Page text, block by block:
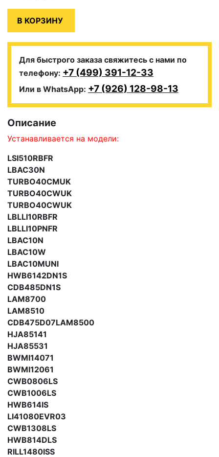
Для быстрого заказа свяжитесь с нами по
телефону: +7 (499) 391-12-33
Или в WhatsApp: +7 (926) 128-98-13
Описание
Устанавливается на модели:
LSI510RBFR
LBAC30N
TURBO40CMUK
TURBO40CWUK
TURBO40CWUK
LBLLI10RBFR
LBLLI10PNFR
LBAC10N
LBAC10W
LBAC10MUNI
HWB6142DN1S
CDB485DN1S
LAM8700
LAM8510
CDB475D07LAM8500
HJA85141
HJA85531
BWMI14071
BWMI12061
CWB0806LS
CWB1006LS
HWB614IS
LI41080EVR03
CWB1308LS
HWB814DLS
RILL1480ISS